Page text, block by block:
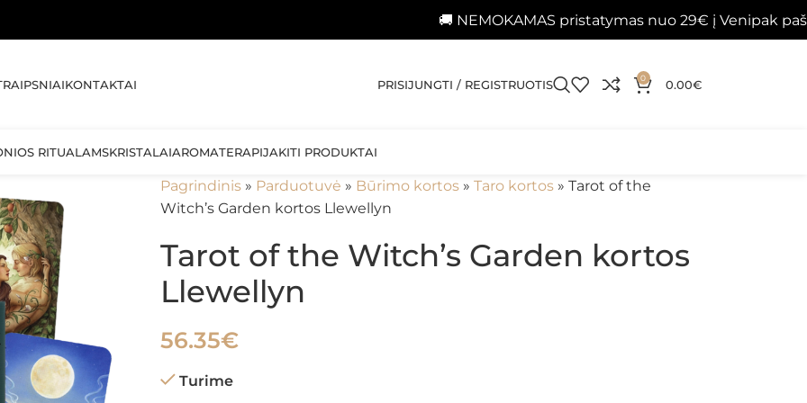
🚚 NEMOKAMAS pristatymas nuo 29€ į Venipak paštomatus
KONTAKTAI PRISIJUNGTI / REGISTRUOTIS 0 0.00€
RITUALAMSKRISTALAIAROMATERAPIJAKITI PRODUKTAI
Pagrindinis» Parduotuvė » Būrimo kortos» Taro kortos» Tarot of the
Witch’s Garden kortos Llewellyn
Tarot of the Witch’s Garden kortos
Llewellyn
56.35€
Turime